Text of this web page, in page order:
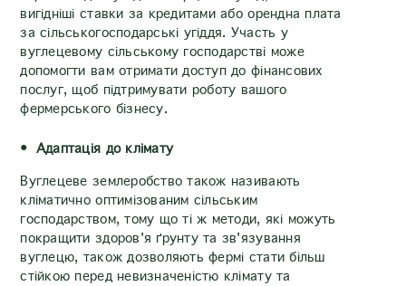
вигідніші ставки за кредитами або орендна плата
за сільськогосподарські угіддя. Участь у
вуглецевому сільському господарстві може
допомогти вам отримати доступ до фінансових
послуг, щоб підтримувати роботу вашого
фермерського бізнесу.
Адаптація до клімату
Вуглецеве землеробство також називають
кліматично оптимізованим сільським
господарством, тому що ті ж методи, які можуть
покращити здоров'я ґрунту та зв'язування
вуглецю, також дозволяють фермі стати більш
стійкою перед невизначеністю клімату та